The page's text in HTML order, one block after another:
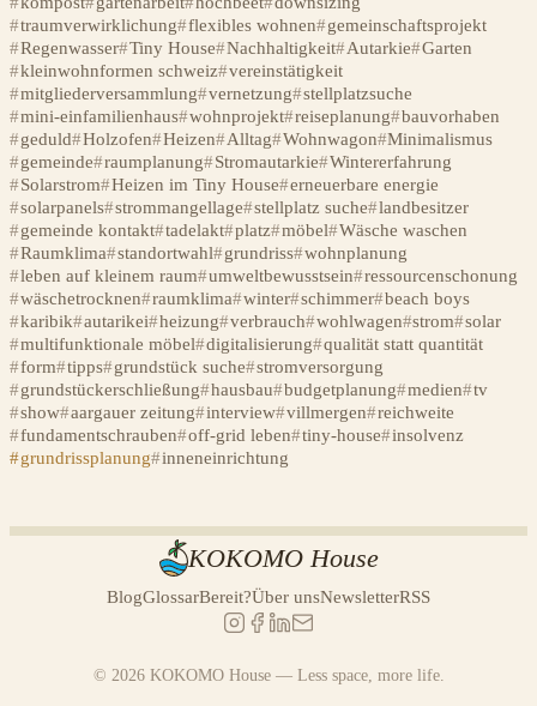
traumverwirklichung flexibles wohnen
gemeinschaftsprojekt
Regenwasser Tiny House Nachhaltigkeit Autarkie Garten
kleinwohnformen schweiz vereinstätigkeit
mitgliederversammlung vernetzung stellplatzsuche
mini-einfamilienhaus wohnprojekt reiseplanung bauvorhaben
geduld Holzofen Heizen Alltag Wohnwagon Minimalismus
gemeinde raumplanung Stromautarkie Wintererfahrung
Solarstrom Heizen im Tiny House erneuerbare energie
solarpanels strommangellage stellplatz suche landbesitzer
gemeinde kontakt tadelakt platz möbel Wäsche waschen
Raumklima standortwahl grundriss wohnplanung
leben auf kleinem raum umweltbewusstsein ressourcenschonung
wäschetrocknen raumklima winter schimmer beach boys
karibik autarikei heizung verbrauch wohlwagen strom solar
multifunktionale möbel digitalisierung qualität statt quantität
form tipps grundstück suche stromversorgung
grundstückerschließung hausbau budgetplanung medien tv
show aargauer zeitung interview villmergen reichweite
fundamentschrauben off-grid leben tiny-house insolvenz
grundrissplanung inneneinrichtung
KOKOMO House
BlogGlossarBereit?Über unsNewsletterRSS
© 2026 KOKOMO House — Less space, more life.